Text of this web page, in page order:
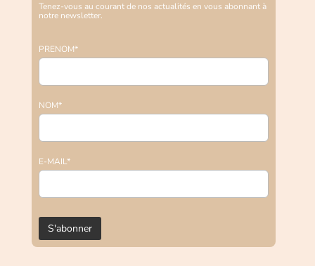
Tenez-vous au courant de nos actualités en vous abonnant à
notre newsletter.
PRENOM*
NOM*
E-MAIL*